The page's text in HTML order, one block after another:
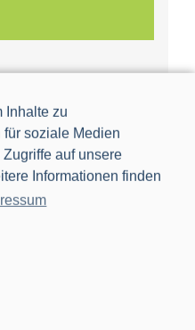
Inhalte zu
soziale Medien
auf unsere
Informationen finden
um die
um die